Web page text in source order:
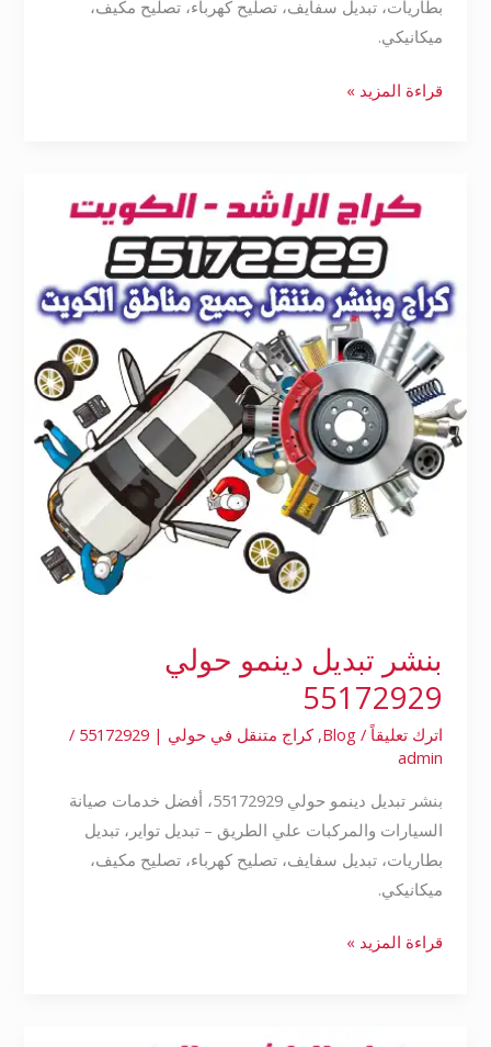
بطاريات، تبديل سفايف، تصليح كهرباء، تصليح مكيف،
ميكانيكي.
قراءة المزيد »
بنشر تبديل دينمو حولي
55172929
اترك تعليقاً /
Blog
,كراج متنقل في حولي | 55172929
/
admin
بنشر تبديل دينمو حولي 55172929، أفضل خدمات صيانة
السيارات والمركبات علي الطريق – تبديل تواير، تبديل
بطاريات، تبديل سفايف، تصليح كهرباء، تصليح مكيف،
ميكانيكي.
تبديل
حولي
55172929
قراءة المزيد »